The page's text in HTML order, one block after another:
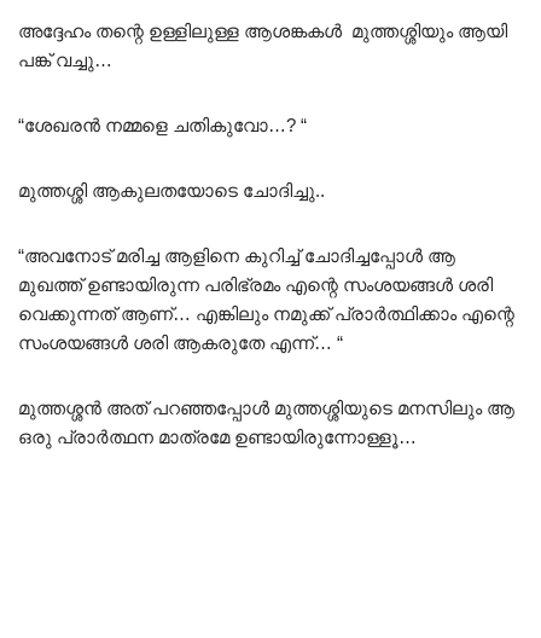
അദ്ദേഹം തന്റെ ഉള്ളിലുള്ള ആശങ്കകൾ മുത്തശ്ശിയും ആയി
പങ്ക്‌ വച്ചു…
“ശേഖരൻ നമ്മളെ ചതികുവോ…? “
മുത്തശ്ശി ആകുലതയോടെ ചോദിച്ചു..
“അവനോട് മരിച്ച ആളിനെ കുറിച്ച് ചോദിച്ചപ്പോൾ ആ
മുഖത്ത് ഉണ്ടായിരുന്ന പരിഭ്രമം എന്റെ സംശയങ്ങൾ ശരി
വെക്കുന്നത് ആണ്… എങ്കിലും നമുക്ക് പ്രാർത്ഥിക്കാം എന്റെ
സംശയങ്ങൾ ശരി ആകരുതേ എന്ന്‌… “
മുത്തശ്ശൻ അത് പറഞ്ഞപ്പോൾ മുത്തശ്ശിയുടെ മനസിലും ആ
ഒരു പ്രാർത്ഥന മാത്രമേ ഉണ്ടായിരുന്നോള്ളൂ…